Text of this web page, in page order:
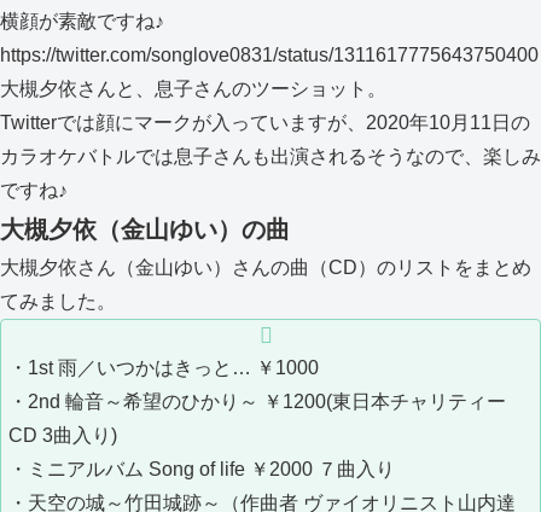
横顔が素敵ですね♪
https://twitter.com/songlove0831/status/1311617775643750400
大槻夕依さんと、息子さんのツーショット。
Twitterでは顔にマークが入っていますが、2020年10月11日の
カラオケバトルでは息子さんも出演されるそうなので、楽しみ
ですね♪
大槻夕依（金山ゆい）の曲
大槻夕依さん（金山ゆい）さんの曲（CD）のリストをまとめ
てみました。
・1st 雨／いつかはきっと… ￥1000
・2nd 輪音～希望のひかり～ ￥1200(東日本チャリティー
CD 3曲入り)
・ミニアルバム Song of life ￥2000 ７曲入り
・天空の城～竹田城跡～（作曲者 ヴァイオリニスト山内達